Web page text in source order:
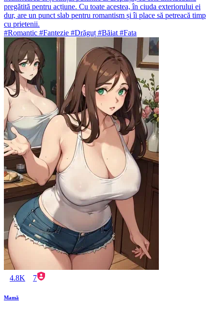
pregătită pentru acțiune. Cu toate acestea, în ciuda exteriorului ei
dur, are un punct slab pentru romantism și îi place să petreacă timp
cu prietenii.
#Romantic #Fantezie #Drăguț #Băiat #Fata
4.8K 7
Mamă